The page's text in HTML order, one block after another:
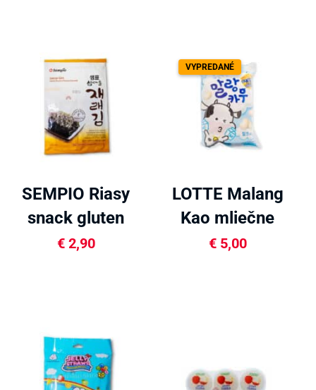
SEMPIO Riasy
snack gluten
free 20g
€2,90
VYPREDANÉ
LOTTE Malang
Kao mliečne
bonbóny 79g
€5,00